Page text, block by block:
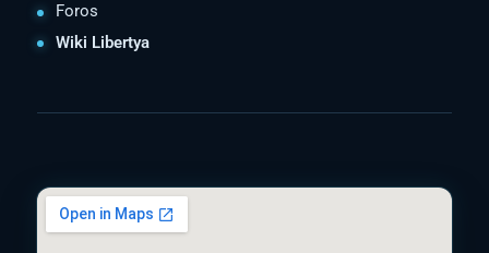
Foros
Wiki Libertya